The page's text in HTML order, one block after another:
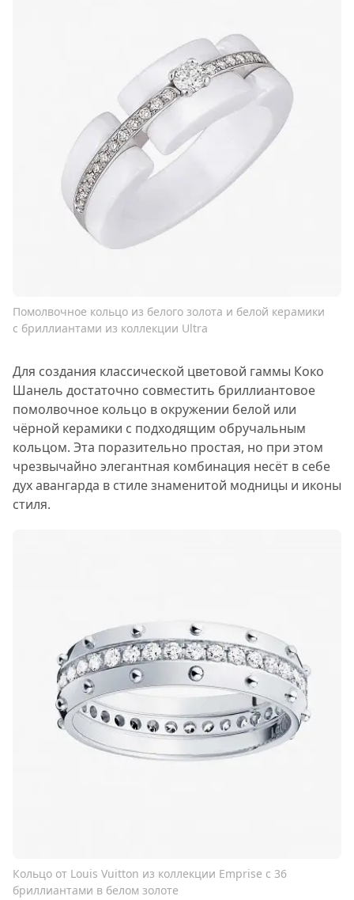
Помолвочное кольцо из белого золота и белой керамики
с бриллиантами из коллекции Ultra
Для создания классической цветовой гаммы Коко
Шанель достаточно совместить бриллиантовое
помолвочное кольцо в окружении белой или
чёрной керамики с подходящим обручальным
кольцом. Эта поразительно простая, но при этом
чрезвычайно элегантная комбинация несёт в себе
дух авангарда в стиле знаменитой модницы и иконы
стиля.
Кольцо от Louis Vuitton из коллекции Emprise с 36
бриллиантами в белом золоте